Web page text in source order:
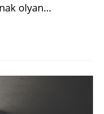
olyan…